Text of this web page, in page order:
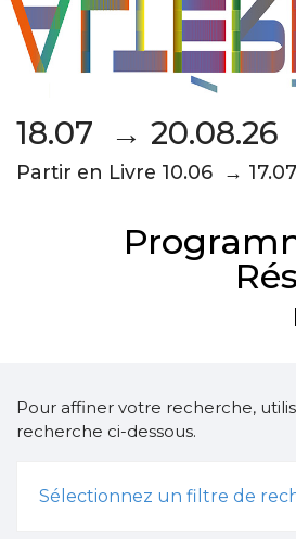
18.07 → 20.08.26
Partir en Livre 10.06 → 17.07
Pour affiner votre recherche,
recherche ci-dessous.
Sélectionnez un filtre de